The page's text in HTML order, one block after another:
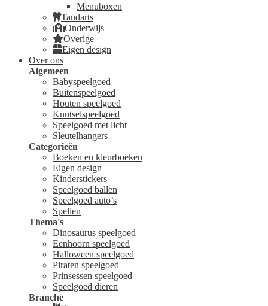
Menuboxen
Tandarts
Onderwijs
Overige
Eigen design
Over ons
Algemeen
Babyspeelgoed
Buitenspeelgoed
Houten speelgoed
Knutselspeelgoed
Speelgoed met licht
Sleutelhangers
Categorieën
Boeken en kleurboeken
Eigen design
Kinderstickers
Speelgoed ballen
Speelgoed auto’s
Spellen
Thema's
Dinosaurus speelgoed
Eenhoorn speelgoed
Halloween speelgoed
Piraten speelgoed
Prinsessen speelgoed
Speelgoed dieren
Branche